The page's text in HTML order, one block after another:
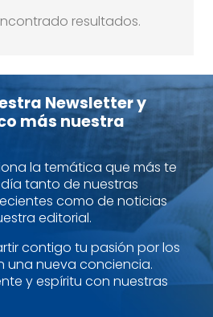
resultados.
Newsletter y
más nuestra
la temática que más te
tanto de nuestras
como de noticias
editorial.
contigo tu pasión por los
una nueva conciencia.
y espíritu con nuestras